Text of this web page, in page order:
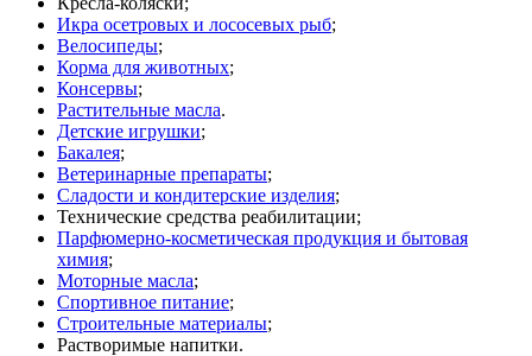
Икра осетровых и лососевых рыб;
Велосипеды;
Корма для животных;
Консервы;
Растительные масла.
Детские игрушки;
Бакалея;
Ветеринарные препараты;
Сладости и кондитерские изделия;
Технические средства реабилитации;
Парфюмерно-косметическая продукция и бытовая
химия;
Моторные масла;
Спортивное питание;
Строительные материалы;
Растворимые напитки.